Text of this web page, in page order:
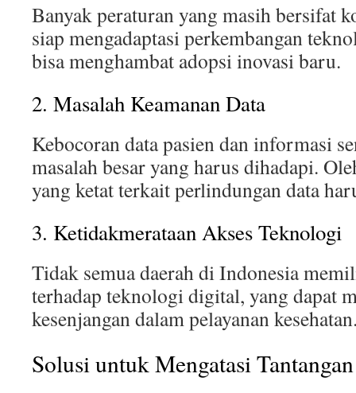
Banyak peraturan yang masih bersifat
siap mengadaptasi perkembangan
bisa menghambat adopsi inovasi baru.
2. Masalah Keamanan Data
Kebocoran data pasien dan informasi
masalah besar yang harus dihadapi.
yang ketat terkait perlindungan data
3. Ketidakmerataan Akses Teknologi
Tidak semua daerah di Indonesia
terhadap teknologi digital, yang dapat
kesenjangan dalam pelayanan
Solusi untuk Mengatasi Tantangan